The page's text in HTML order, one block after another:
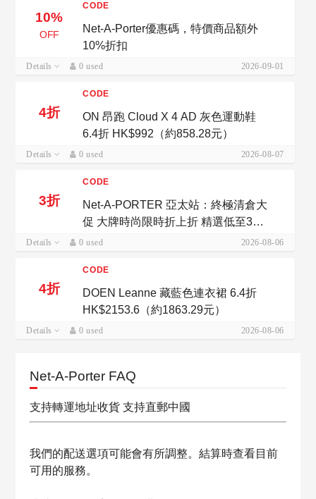
10%
OFF
CODE
Net-A-Porter優惠碼，特價商品額外
10%折扣
Details 0 used 2026-09-01
4折
CODE
ON 昂跑 Cloud X 4 AD 灰色運動鞋
6.4折 HK$992（約858.28元）
Details 0 used 2026-08-07
3折
CODE
Net-A-PORTER 亞太站：終極清倉大
促 大牌時尚限時折上折 精選低至3折
+額外8折
Details 0 used 2026-08-06
4折
CODE
DOEN Leanne 藏藍色連衣裙 6.4折
HK$2153.6（約1863.29元）
Details 0 used 2026-08-06
Net-A-Porter FAQ
支持轉運地址收貨 支持直郵中國
我們的配送選項可能會有所調整。結算時查看目前
可用的服務。